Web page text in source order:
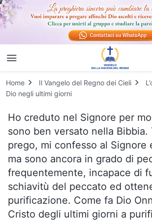
Home Il Vangelo del Regno dei Cieli
Dio negli ultimi giorni
Ho creduto nel Signore per
sono ben versato nella
prego, mi confesso al Signore
ma sono ancora in grado di
frequentemente, incapace di
schiavitù del peccato ed
purificazione. Come fa Dio
Cristo degli ultimi giorni a